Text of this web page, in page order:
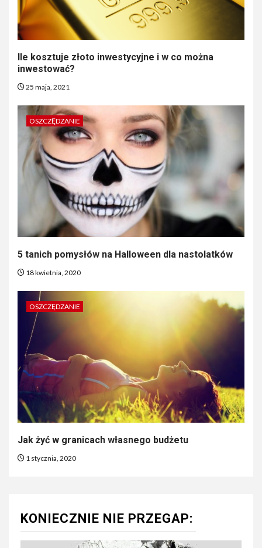
Ile kosztuje złoto inwestycyjne i w co można
inwestować?
25 maja, 2021
OSZCZĘDZANIE
5 tanich pomysłów na Halloween dla nastolatków
18 kwietnia, 2020
OSZCZĘDZANIE
Jak żyć w granicach własnego budżetu
1 stycznia, 2020
KONIECZNIE NIE PRZEGAP: